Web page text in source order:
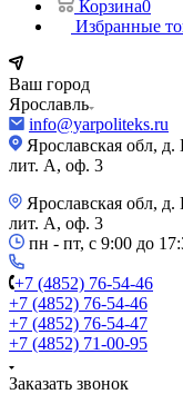
Корзина0
Избранные
Ваш город
Ярославль
info@yarpoliteks.ru
Ярославская обл,
лит. А, оф. 3
Ярославская обл,
лит. А, оф. 3
пн - пт, с 9:00 до
+7 (4852) 76-54-46
+7 (4852) 76-54-46
+7 (4852) 76-54-47
+7 (4852) 71-00-95
Заказать звонок